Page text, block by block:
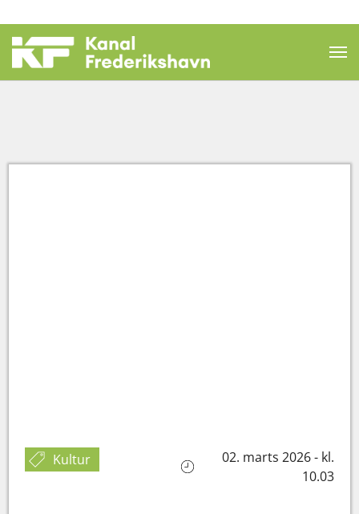
Kultur
02. marts 2026 - kl.
10.03